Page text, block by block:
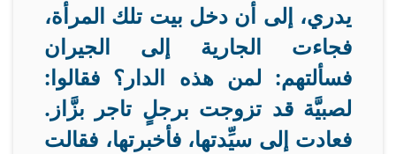
يدري، إلى أن دخل بيت تلك المرأة،
فجاءت الجارية إلى الجيران
فسألتهم: لمن هذه الدار؟ فقالوا:
لصبيَّة قد تزوجت برجلٍ تاجر بزَّاز.
فعادت إلى سيِّدتها، فأخبرتها، فقالت